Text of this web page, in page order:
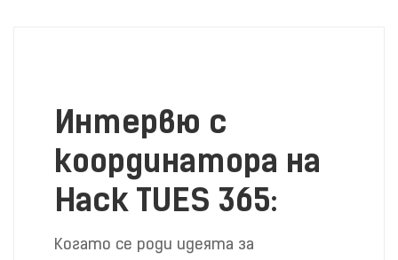
Интервю с
координатора на
Hack TUES 365:
Когато се роди идеята за